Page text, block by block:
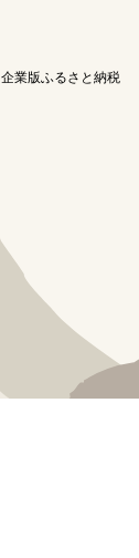
企業版ふるさと納税